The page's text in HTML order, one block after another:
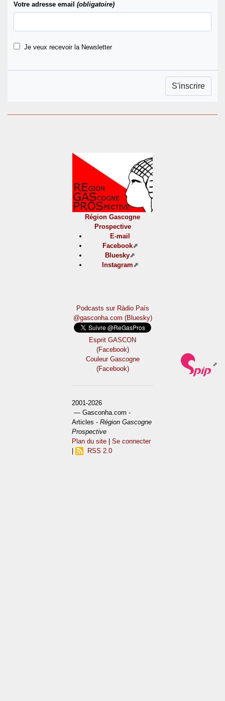
Votre adresse email (obligatoire)
Je veux recevoir la Newsletter
Région Gascogne
Prospective
E-mail
Facebook
Bluesky
Instagram
Podcasts sur Ràdio País
@gasconha.com (Bluesky)
Esprit GASCON
(Facebook)
Couleur Gascogne
(Facebook)
2001-2026
— Gasconha.com -
Articles -Région Gascogne
Prospective
Plan du site |Se connecter
RSS 2.0